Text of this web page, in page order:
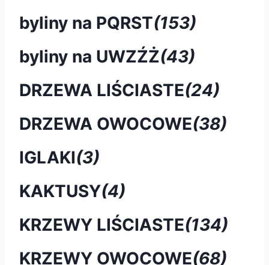
byliny na PQRST(153)
byliny na UWZŹŻ(43)
DRZEWA LIŚCIASTE(24)
DRZEWA OWOCOWE(38)
IGLAKI(3)
KAKTUSY(4)
KRZEWY LIŚCIASTE(134)
KRZEWY OWOCOWE(68)